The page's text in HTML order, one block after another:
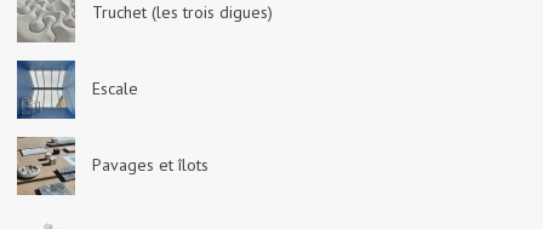
Truchet (les trois digues)
Escale
Pavages et îlots